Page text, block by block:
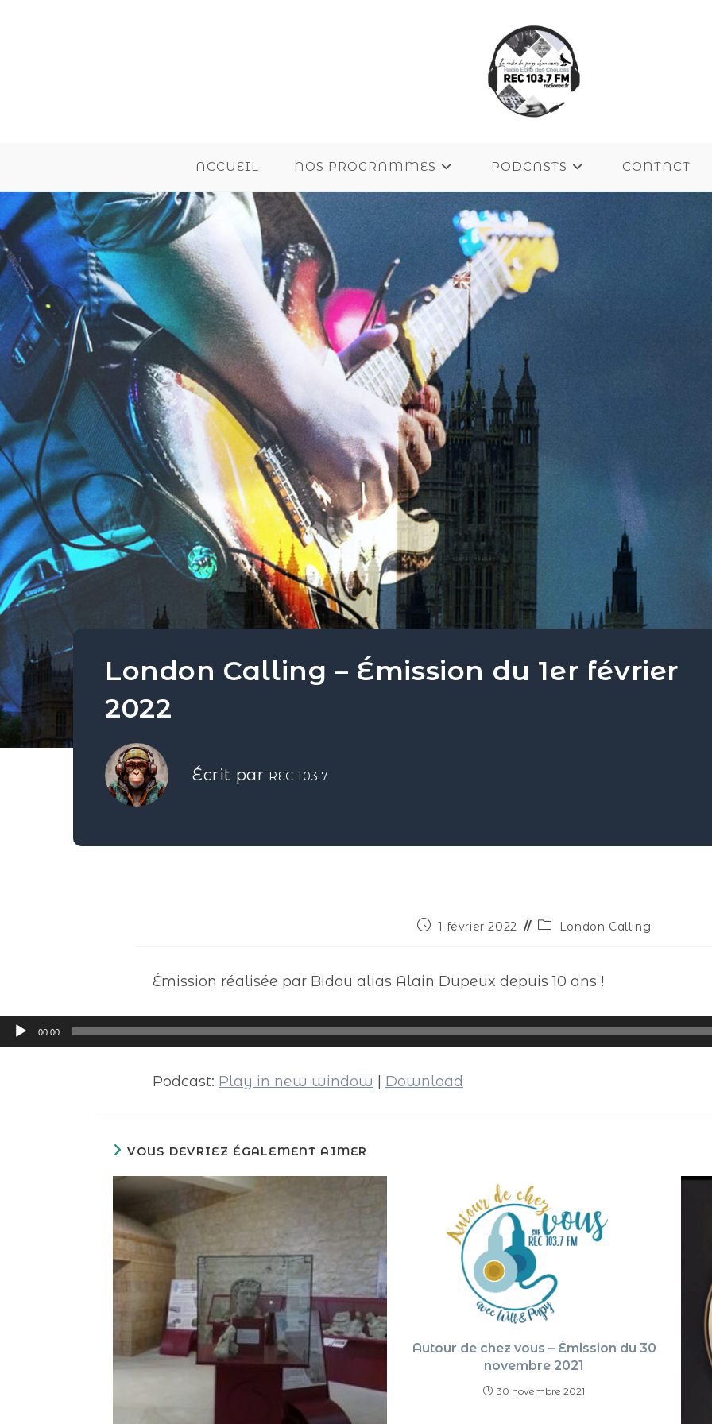
ACCUEIL NOS PROGRAMMES PODCASTS CONTACT
London Calling – Émission du 1er février
2022
Écrit par REC 103.7
1 février 2022 London Calling
Émission réalisée par Bidou alias Alain Dupeux depuis 10 ans !
Lecteur
audio
00:00
Podcast: Play in new window Download
VOUS DEVRIEZ ÉGALEMENT AIMER
Autour de chez vous – Émission du 30
novembre 2021
30 novembre 2021